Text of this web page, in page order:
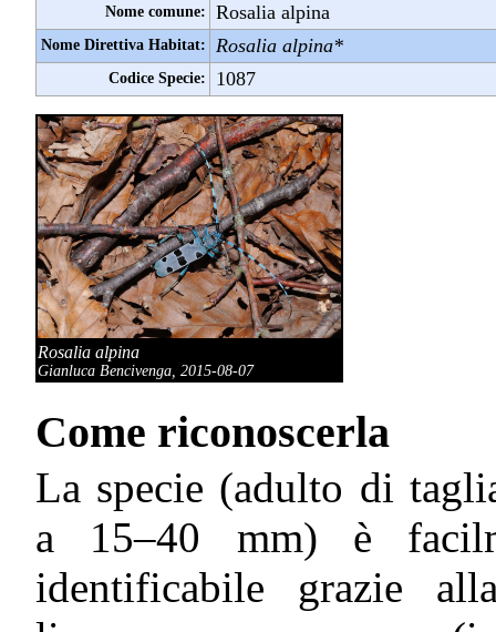
Nome comune: Rosalia alpina
Nome Direttiva Habitat: Rosalia alpina*
Codice Specie: 1087
Rosalia alpina
Gianluca Bencivenga, 2015-08-07
Come riconoscerla
La specie (adulto di
a 15–40 mm) è
identificabile grazie